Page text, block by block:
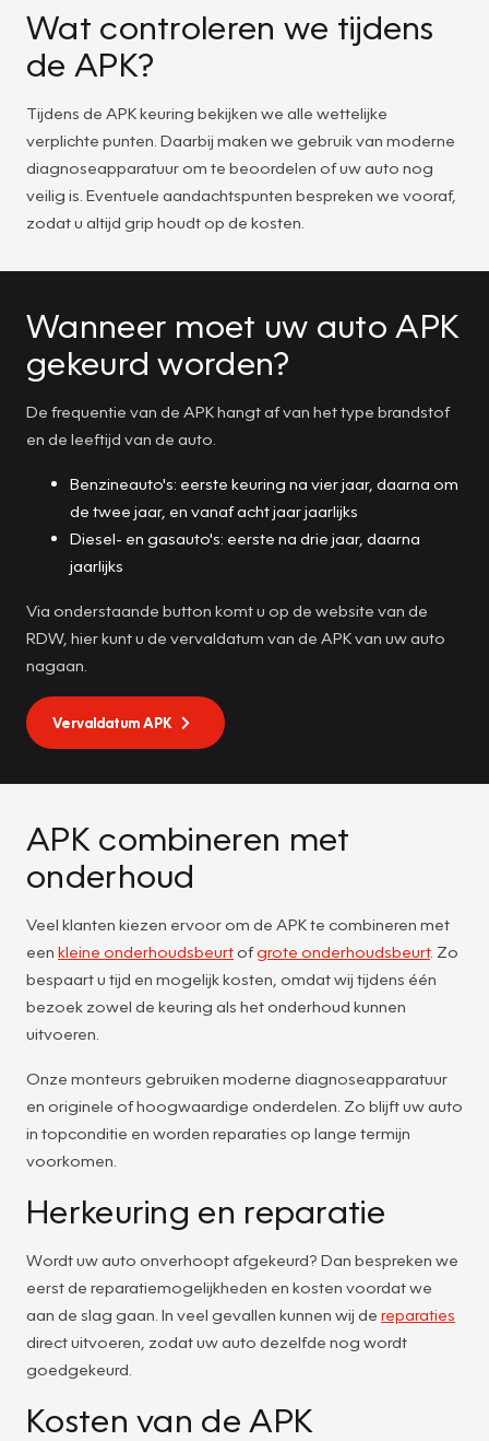
Wat controleren we tijdens
de APK?
Tijdens de APK keuring bekijken we alle wettelijke
verplichte punten. Daarbij maken we gebruik van moderne
diagnoseapparatuur om te beoordelen of uw auto nog
veilig is. Eventuele aandachtspunten bespreken we vooraf,
zodat u altijd grip houdt op de kosten.
Wanneer moet uw auto APK
gekeurd worden?
De frequentie van de APK hangt af van het type brandstof
en de leeftijd van de auto.
Benzineauto's: eerste keuring na vier jaar, daarna om
de twee jaar, en vanaf acht jaar jaarlijks
Diesel- en gasauto's: eerste na drie jaar, daarna
jaarlijks
Via onderstaande button komt u op de website van de
RDW, hier kunt u de vervaldatum van de APK van uw auto
nagaan.
Vervaldatum APK
APK combineren met
onderhoud
Veel klanten kiezen ervoor om de APK te combineren met
een kleine onderhoudsbeurtofgrote onderhoudsbeurt. Zo
bespaart u tijd en mogelijk kosten, omdat wij tijdens één
bezoek zowel de keuring als het onderhoud kunnen
uitvoeren.
Onze monteurs gebruiken moderne diagnoseapparatuur
en originele of hoogwaardige onderdelen. Zo blijft uw auto
in topconditie en worden reparaties op lange termijn
voorkomen.
Herkeuring en reparatie
Wordt uw auto onverhoopt afgekeurd? Dan bespreken we
eerst de reparatiemogelijkheden en kosten voordat we
aan de slag gaan. In veel gevallen kunnen wij de reparaties
direct uitvoeren, zodat uw auto dezelfde nog wordt
goedgekeurd.
Kosten van de APK